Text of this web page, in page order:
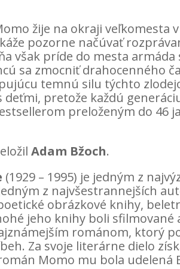
žije na okraji veľkomesta
pozorne načúvať
však príde do mesta
sa zmocniť drahocenného
temnú silu týchto
deťmi, pretože každú
preloženým do 46
Adam Bžoch.
(1929 – 1995) je jedným z
z najvšestrannejších
obrázkové knihy,
jeho knihy boli sfilmované
románom, ktorý
Za svoje literárne dielo
Momo mu bola udelená